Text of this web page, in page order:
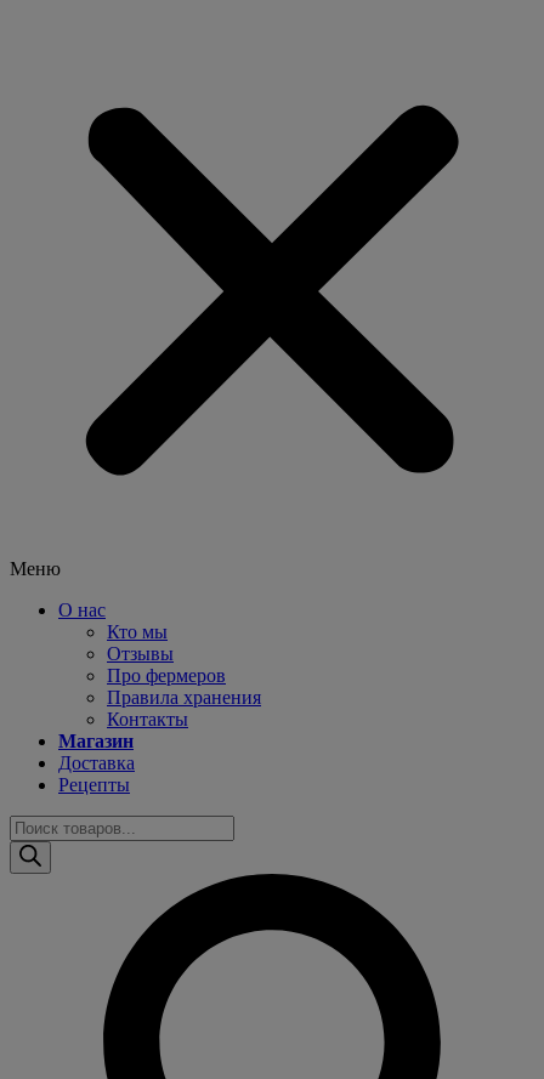
Меню
О нас
Кто мы
Отзывы
Про фермеров
Правила хранения
Контакты
Магазин
Доставка
Рецепты
Поиск
товаров